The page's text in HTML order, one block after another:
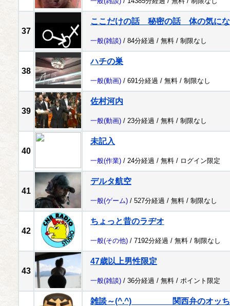
37
ここだけの話 秘密の話 体の気に
一般(雑談) / 84分経過 / 無料 / 制限なし
38
ハチの巣
一般(動画) / 691分経過 / 無料 / 制限なし
39
佐村河内
一般(動画) / 23分経過 / 無料 / 制限なし
40
未記入
一般(作業) / 24分経過 / 無料 / ログイン限定
41
デルタ航空
一般(ゲーム) / 527分経過 / 無料 / 制限なし
42
ちょっと昔のラヂオ
一般(その他) / 7192分経過 / 無料 / 制限なし
43
47歳以上男性限定
一般(雑談) / 36分経過 / 無料 / ポイント限定
雑談～(^.^) 関西弁のオッち